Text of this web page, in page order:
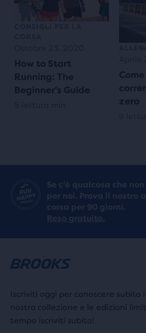
How to Start
Running: The
Beginner's Guide
zero
Se c’è qualcosa che
per noi. Prova il nostro
corsa per 90 giorni.
Reso gratuito.
Iscriviti oggi per conoscere subito
nostra collezione e le edizioni
tempo iscriviti subito!